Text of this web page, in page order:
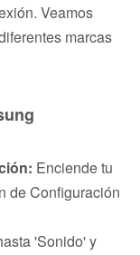
Veamos
marcas
Enciende tu
de Configuración
'Sonido' y